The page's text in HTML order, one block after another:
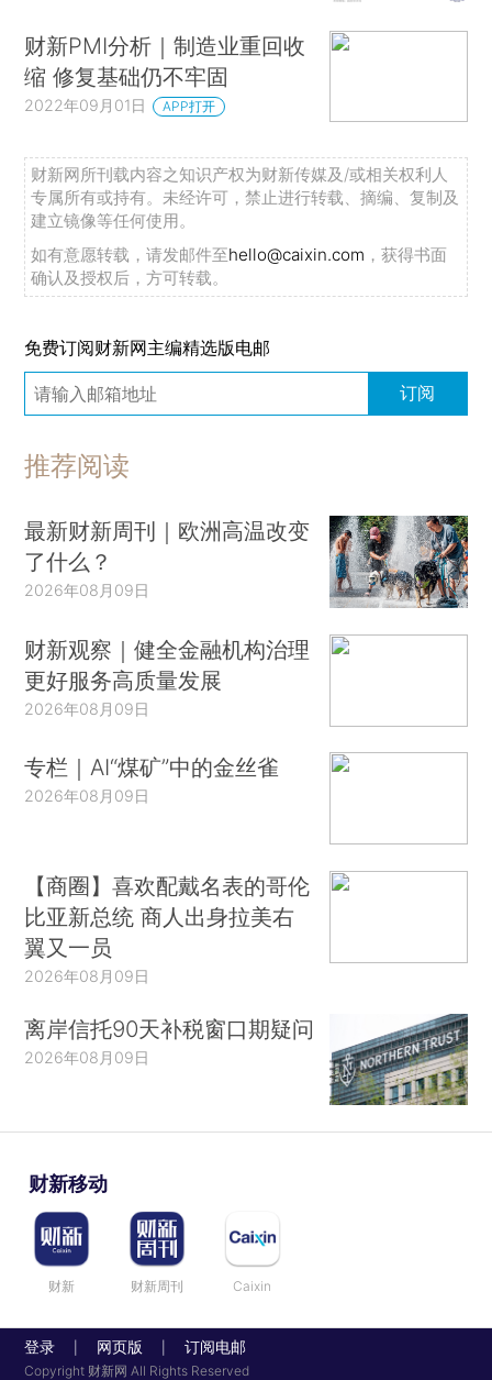
财新PMI分析｜制造业重回收
缩 修复基础仍不牢固
2022年09月01日 APP打开
财新网所刊载内容之知识产权为财新传媒及/或相关权利人
专属所有或持有。未经许可，禁止进行转载、摘编、复制及
建立镜像等任何使用。
如有意愿转载，请发邮件至hello@caixin.com ，获得书面
确认及授权后，方可转载。
免费订阅财新网主编精选版电邮
订阅
推荐阅读
最新财新周刊｜欧洲高温改变
了什么？
2026年08月09日
财新观察｜健全金融机构治理
更好服务高质量发展
2026年08月09日
专栏｜AI“煤矿”中的金丝雀
2026年08月09日
【商圈】喜欢配戴名表的哥伦
比亚新总统 商人出身拉美右
翼又一员
2026年08月09日
离岸信托90天补税窗口期疑问
2026年08月09日
财新移动
财新 财新周刊 Caixin
登录 网页版 订阅电邮
Copyright 财新网 All Rights Reserved